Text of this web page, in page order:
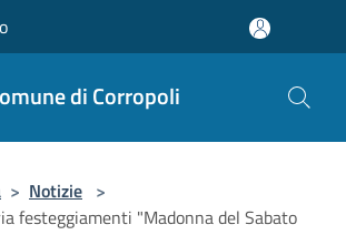
di Corropoli
> Notizie >
festeggiamenti "Madonna del Sabato